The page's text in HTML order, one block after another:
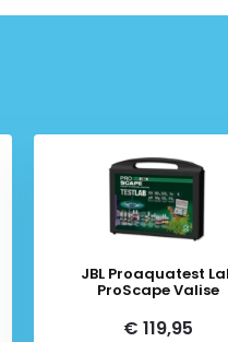
JBL Proaquatest
ProScape Valise
€ 119,95